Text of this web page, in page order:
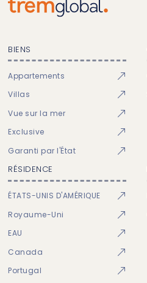
BIENS
Appartements
Villas
Vue sur la mer
Exclusive
Garanti par l'État
RÉSIDENCE
ÉTATS-UNIS D'AMÉRIQUE
Royaume-Uni
EAU
Canada
Portugal